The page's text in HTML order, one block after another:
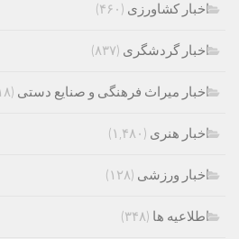
اخبار کشاورزی (۴۶۰)
اخبار گردشگری (۸۳۷)
اخبار میراث فرهنگی و صنایع دستی (۱,۴۱۸)
اخبار هنری (۱,۴۸۰)
اخبار ورزشی (۱۲۸)
اطلاعیه ها (۳۴۸)